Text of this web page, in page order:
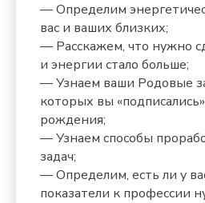
— Определим
вас и ваших близких;
— Расскажем, что нужно
и энергии стало больше;
— Узнаем ваши Родовые
которых вы
рождения;
— Узнаем способы
задач;
— Определим, есть ли у
показатели к профессии